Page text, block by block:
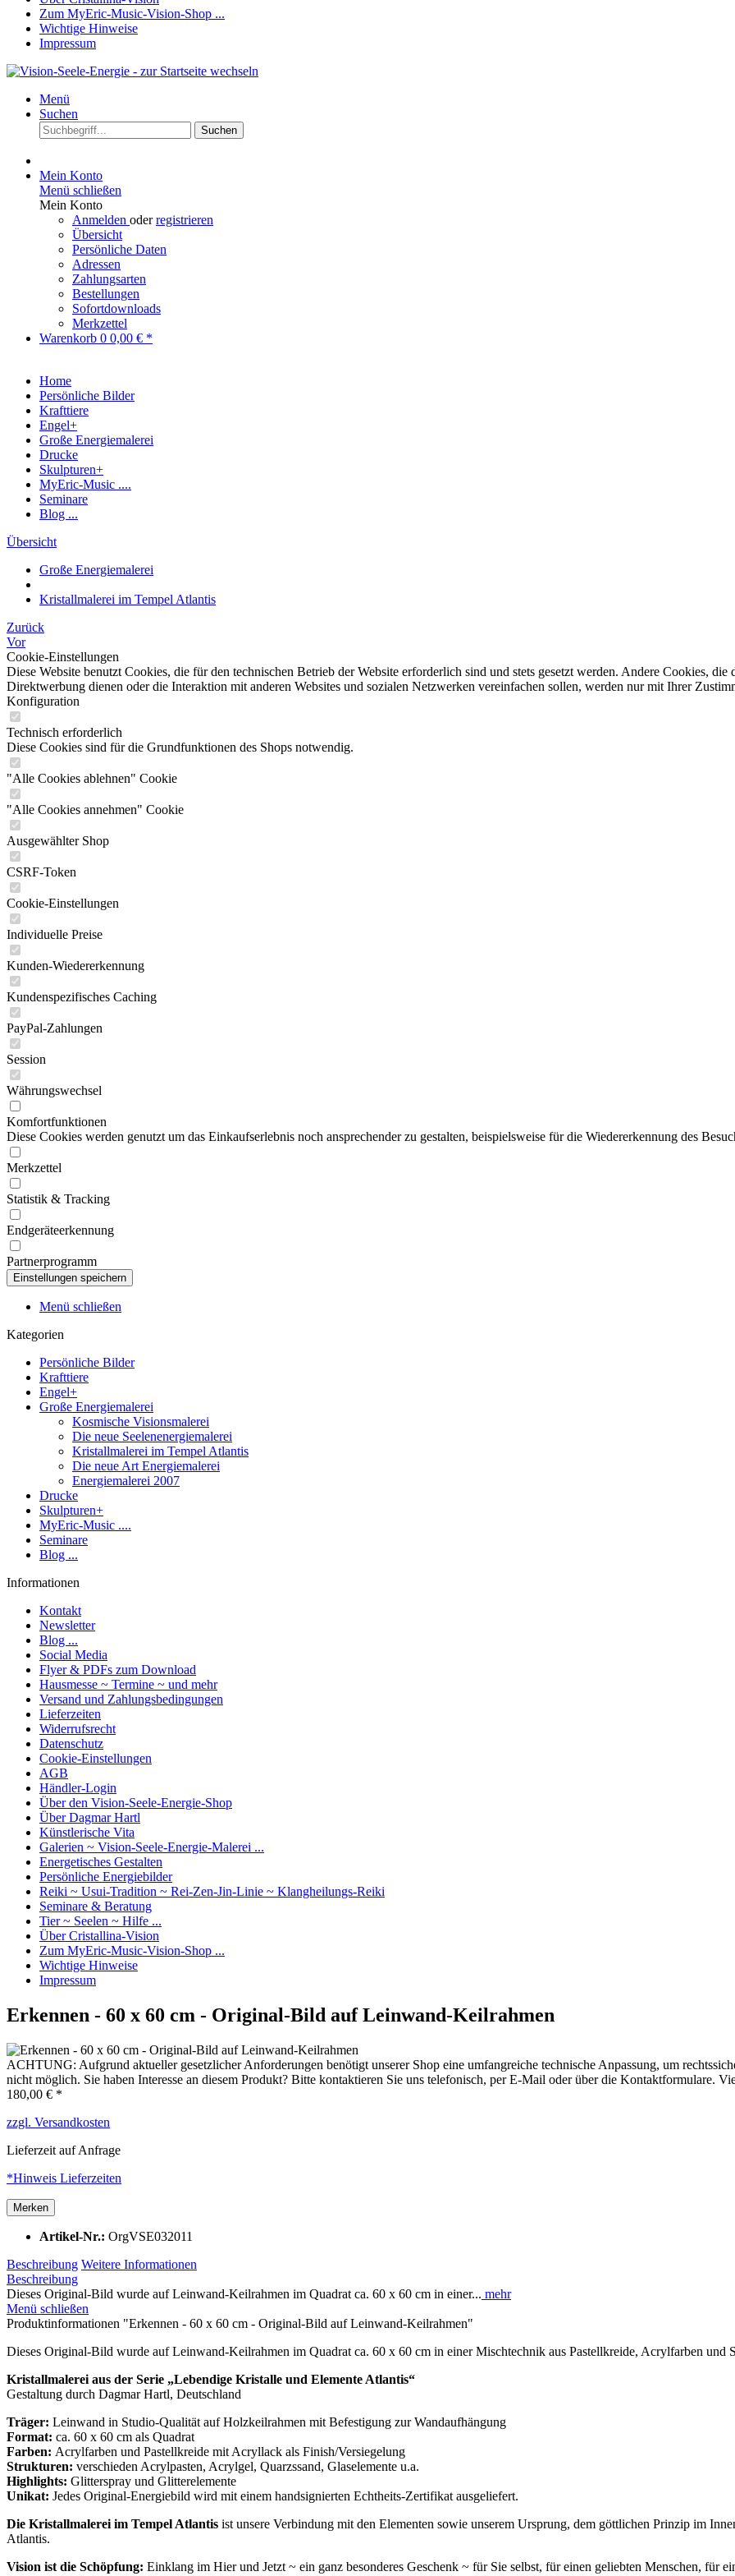
Zum MyEric-Music-Vision-Shop ...
Wichtige Hinweise
Impressum
Menü
Suchen
Suchen
Mein Konto
Menü schließen
Mein Konto
Anmelden oderregistrieren
Übersicht
Persönliche Daten
Adressen
Zahlungsarten
Bestellungen
Sofortdownloads
Merkzettel
Warenkorb 0 0,00 € *
Home
Persönliche Bilder
Krafttiere
Engel+
Große Energiemalerei
Drucke
Skulpturen+
MyEric-Music ....
Seminare
Blog ...
Übersicht
Große Energiemalerei
Kristallmalerei im Tempel Atlantis
Zurück
Vor
Cookie-Einstellungen
Diese Website benutzt Cookies, die für den technischen Betrieb der Website erforderlich sind und stets gesetzt werden. Andere Cookies,
Direktwerbung dienen oder die Interaktion mit anderen Websites und sozialen Netzwerken vereinfachen sollen, werden nur mit Ihrer
Konfiguration
Technisch erforderlich
Diese Cookies sind für die Grundfunktionen des Shops notwendig.
"Alle Cookies ablehnen" Cookie
"Alle Cookies annehmen" Cookie
Ausgewählter Shop
CSRF-Token
Cookie-Einstellungen
Individuelle Preise
Kunden-Wiedererkennung
Kundenspezifisches Caching
PayPal-Zahlungen
Session
Währungswechsel
Komfortfunktionen
Diese Cookies werden genutzt um das Einkaufserlebnis noch ansprechender zu gestalten, beispielsweise für die Wiedererkennung des
Merkzettel
Statistik & Tracking
Endgeräteerkennung
Partnerprogramm
Menü schließen
Kategorien
Persönliche Bilder
Krafttiere
Engel+
Große Energiemalerei
Kosmische Visionsmalerei
Die neue Seelenenergiemalerei
Kristallmalerei im Tempel Atlantis
Die neue Art Energiemalerei
Energiemalerei 2007
Drucke
Skulpturen+
MyEric-Music ....
Seminare
Blog ...
Informationen
Kontakt
Newsletter
Blog ...
Social Media
Flyer & PDFs zum Download
Hausmesse ~ Termine ~ und mehr
Versand und Zahlungsbedingungen
Lieferzeiten
Widerrufsrecht
Datenschutz
Cookie-Einstellungen
AGB
Händler-Login
Über den Vision-Seele-Energie-Shop
Über Dagmar Hartl
Künstlerische Vita
Galerien ~ Vision-Seele-Energie-Malerei ...
Energetisches Gestalten
Persönliche Energiebilder
Reiki ~ Usui-Tradition ~ Rei-Zen-Jin-Linie ~ Klangheilungs-Reiki
Seminare & Beratung
Tier ~ Seelen ~ Hilfe ...
Über Cristallina-Vision
Zum MyEric-Music-Vision-Shop ...
Wichtige Hinweise
Impressum
Erkennen - 60 x 60 cm - Original-Bild auf Leinwand-Keilrahmen
ACHTUNG: Aufgrund aktueller gesetzlicher Anforderungen benötigt unserer Shop eine umfangreiche technische Anpassung, um
nicht möglich. Sie haben Interesse an diesem Produkt? Bitte kontaktieren Sie uns telefonisch, per E-Mail oder über die Kontaktformulare.
180,00 € *
zzgl. Versandkosten
Lieferzeit auf Anfrage
*Hinweis Lieferzeiten
Merken
Artikel-Nr.: OrgVSE032011
Beschreibung Weitere Informationen
Beschreibung
Dieses Original-Bild wurde auf Leinwand-Keilrahmen im Quadrat ca. 60 x 60 cm in einer... mehr
Menü schließen
Produktinformationen "Erkennen - 60 x 60 cm - Original-Bild auf Leinwand-Keilrahmen"
Dieses Original-Bild wurde auf Leinwand-Keilrahmen im Quadrat ca. 60 x 60 cm in einer Mischtechnik aus Pastellkreide, Acrylfarben und
Kristallmalerei aus der Serie „Lebendige Kristalle und Elemente Atlantis“
Gestaltung durch Dagmar Hartl, Deutschland
Träger: Leinwand in Studio-Qualität auf Holzkeilrahmen mit Befestigung zur Wandaufhängung
Format: ca. 60 x 60 cm als Quadrat
Farben: Acrylfarben und Pastellkreide mit Acryllack als Finish/Versiegelung
Strukturen: verschieden Acrylpasten, Acrylgel, Quarzssand, Glaselemente u.a.
Highlights: Glitterspray und Glitterelemente
Unikat: Jedes Original-Energiebild wird mit einem handsignierten Echtheits-Zertifikat ausgeliefert.
Die Kristallmalerei im Tempel Atlantis ist unsere Verbindung mit den Elementen sowie unserem Ursprung, dem göttlichen Prinzip im
Atlantis.
Vision ist die Schöpfung: Einklang im Hier und Jetzt ~ ein ganz besonderes Geschenk ~ für Sie selbst, für einen geliebten Menschen, für